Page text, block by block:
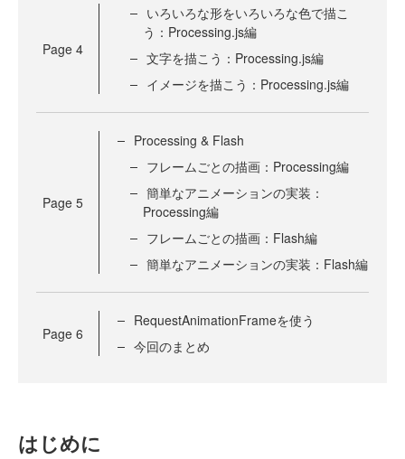
Page 4
いろいろな形をいろいろな色で描こ
う：Processing.js編
文字を描こう：Processing.js編
イメージを描こう：Processing.js編
Page 5
Processing & Flash
フレームごとの描画：Processing編
簡単なアニメーションの実装：
Processing編
フレームごとの描画：Flash編
簡単なアニメーションの実装：Flash編
Page 6
RequestAnimationFrameを使う
今回のまとめ
はじめに